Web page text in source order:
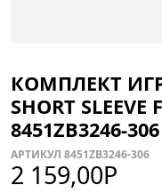
КОМПЛЕКТ
SHORT SLEEVE
8451ZB3246-306
АРТИКУЛ 8451ZB3246-306
2 159,00Р